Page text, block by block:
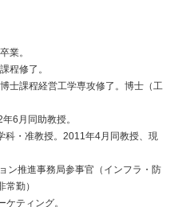
業。
程修了。
士課程経営工学専攻修了。博士（工
6月同助教授。
科・准教授。2011年4月同教授、現
ン推進事務局参事官（インフラ・防
勤）
ティング。